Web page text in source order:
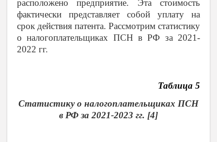
расположено предприятие. Эта стоимость
фактически представляет собой уплату на
срок действия патента. Рассмотрим статистику
о налогоплательщиках ПСН в РФ за 2021-
2022 гг.
Таблица 5
Статистику о налогоплательщиках ПСН
в РФ за 2021-2023 гг. [4]